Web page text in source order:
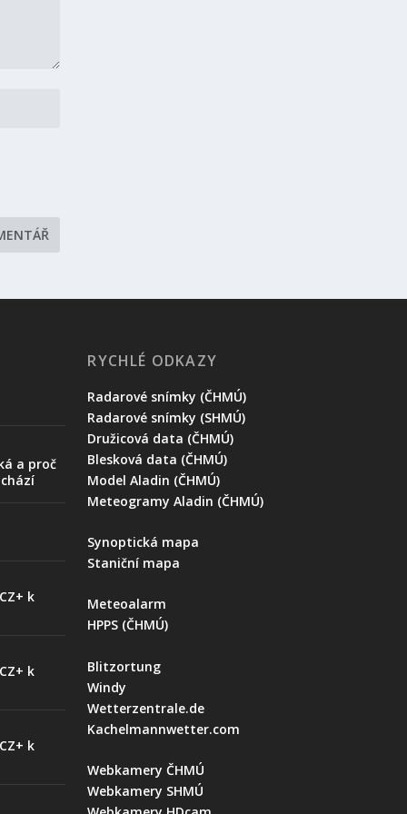
a proč
k
k
k
RYCHLÉ ODKAZY
Radarové snímky (ČHMÚ)
Radarové snímky (SHMÚ)
Družicová data (ČHMÚ)
Blesková data (ČHMÚ)
Model Aladin (ČHMÚ)
Meteogramy Aladin (ČHMÚ)
Synoptická mapa
Staniční mapa
Meteoalarm
HPPS (ČHMÚ)
Blitzortung
Windy
Wetterzentrale.de
Kachelmannwetter.com
Webkamery ČHMÚ
Webkamery SHMÚ